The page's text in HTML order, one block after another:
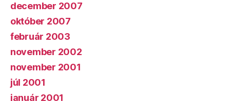
december 2007
október 2007
február 2003
november 2002
november 2001
júl 2001
január 2001